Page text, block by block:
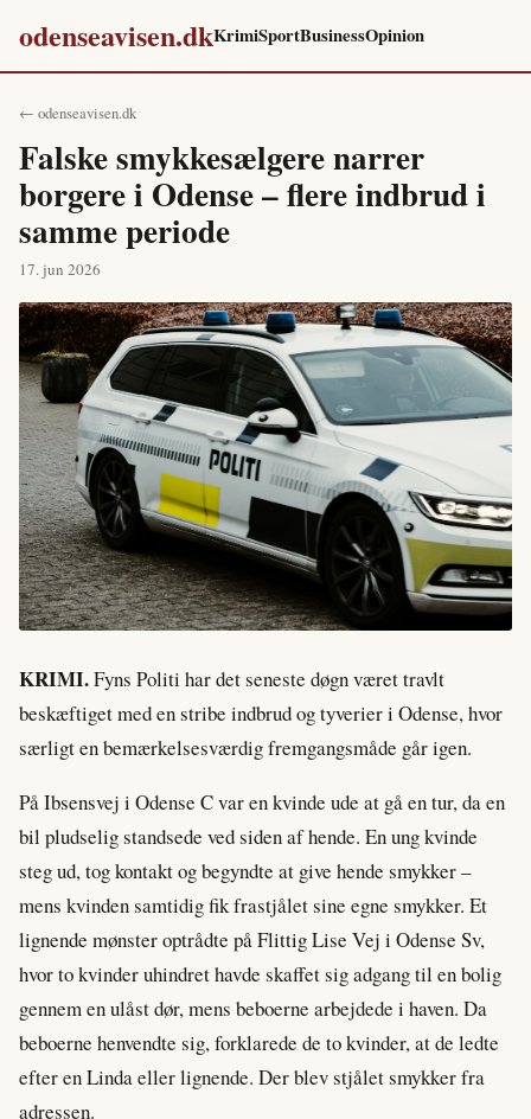
odenseavisen.dkKrimiSportBusinessOpinion
← odenseavisen.dk
Falske smykkesælgere narrer
borgere i Odense – flere indbrud i
samme periode
17. jun 2026
KRIMI.Fyns Politi har det seneste døgn været travlt
beskæftiget med en stribe indbrud og tyverier i Odense, hvor
særligt en bemærkelsesværdig fremgangsmåde går igen.
På Ibsensvej i Odense C var en kvinde ude at gå en tur, da en
bil pludselig standsede ved siden af hende. En ung kvinde
steg ud, tog kontakt og begyndte at give hende smykker –
mens kvinden samtidig fik frastjålet sine egne smykker. Et
lignende mønster optrådte på Flittig Lise Vej i Odense Sv,
hvor to kvinder uhindret havde skaffet sig adgang til en bolig
gennem en ulåst dør, mens beboerne arbejdede i haven. Da
beboerne henvendte sig, forklarede de to kvinder, at de ledte
efter en Linda eller lignende. Der blev stjålet smykker fra
adressen.